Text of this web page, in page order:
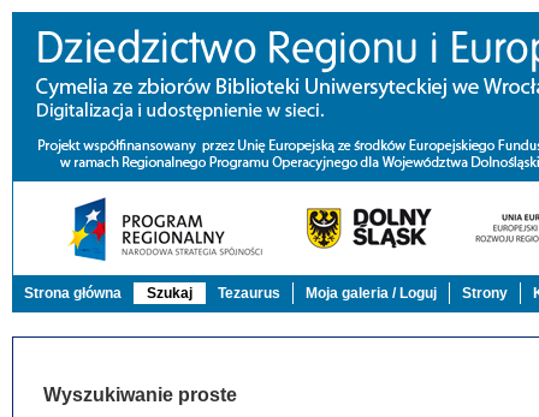
Strona główna Szukaj Tezaurus Moja galeria / Loguj Strony
Wyszukiwanie proste